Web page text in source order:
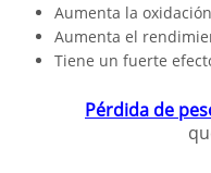
Aumenta la
Aumenta el
Tiene un fuerte
Pérdida de